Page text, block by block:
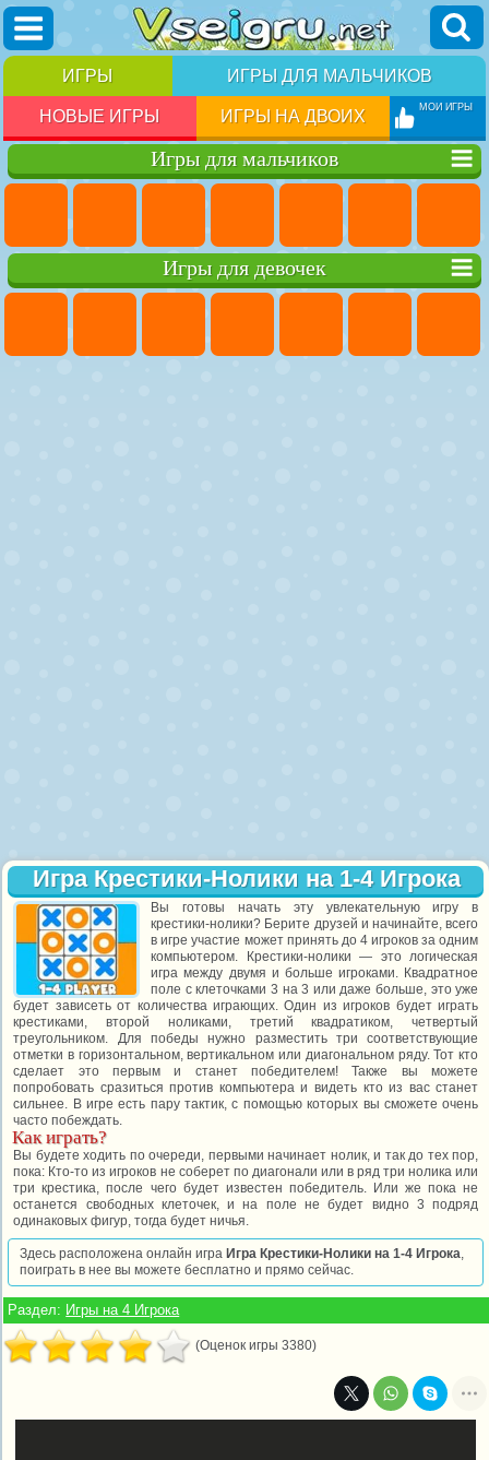
ИГРЫ ИГРЫ ДЛЯ МАЛЬЧИКОВ
НОВЫЕ ИГРЫ ИГРЫ НА ДВОИХ МОИ ИГРЫ
Игры для мальчиков
Игры для девочек
Игра Крестики-Нолики на 1-4 Игрока
Вы готовы начать эту увлекательную игру в
крестики-нолики? Берите друзей и начинайте, всего
в игре участие может принять до 4 игроков за одним
компьютером. Крестики-нолики — это логическая
игра между двумя и больше игроками. Квадратное
поле с клеточками 3 на 3 или даже больше, это уже
будет зависеть от количества играющих. Один из игроков будет играть
крестиками, второй ноликами, третий квадратиком, четвертый
треугольником. Для победы нужно разместить три соответствующие
отметки в горизонтальном, вертикальном или диагональном ряду. Тот кто
сделает это первым и станет победителем! Также вы можете
попробовать сразиться против компьютера и видеть кто из вас станет
сильнее. В игре есть пару тактик, с помощью которых вы сможете очень
часто побеждать.
Как играть?
Вы будете ходить по очереди, первыми начинает нолик, и так до тех пор,
пока: Кто-то из игроков не соберет по диагонали или в ряд три нолика или
три крестика, после чего будет известен победитель. Или же пока не
останется свободных клеточек, и на поле не будет видно 3 подряд
одинаковых фигур, тогда будет ничья.
Здесь расположена онлайн игра Игра Крестики-Нолики на 1-4 Игрока,
поиграть в нее вы можете бесплатно и прямо сейчас.
Раздел: Игры на 4 Игрока
(Оценок игры 3380)